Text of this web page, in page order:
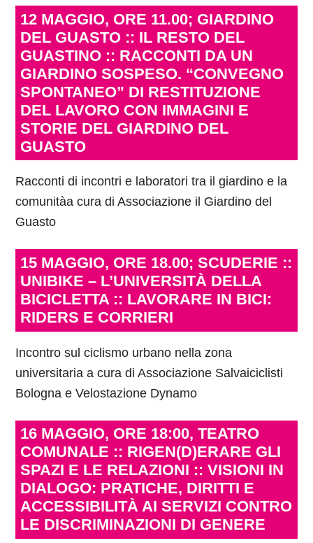
12 MAGGIO, ORE 11.00; GIARDINO
DEL GUASTO :: IL RESTO DEL
GUASTINO :: RACCONTI DA UN
GIARDINO SOSPESO. “CONVEGNO
SPONTANEO” DI RESTITUZIONE
DEL LAVORO CON IMMAGINI E
STORIE DEL GIARDINO DEL
GUASTO
Racconti di incontri e laboratori tra il giardino e la
comunitàa cura di Associazione il Giardino del
Guasto
15 MAGGIO, ORE 18.00; SCUDERIE ::
UNIBIKE – L’UNIVERSITÀ DELLA
BICICLETTA :: LAVORARE IN BICI:
RIDERS E CORRIERI
Incontro sul ciclismo urbano nella zona
universitaria a cura di Associazione Salvaiciclisti
Bologna e Velostazione Dynamo
16 MAGGIO, ORE 18:00, TEATRO
COMUNALE :: RIGEN(D)ERARE GLI
SPAZI E LE RELAZIONI :: VISIONI IN
DIALOGO: PRATICHE, DIRITTI E
ACCESSIBILITÀ AI SERVIZI CONTRO
LE DISCRIMINAZIONI DI GENERE